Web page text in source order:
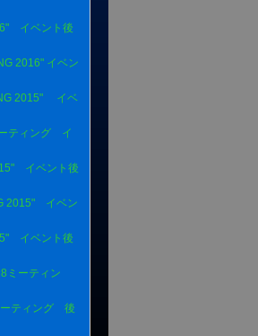
イベント後
2016" イベン
2015" イベ
ティング イ
イベント後
2015" イベン
イベント後
ミーティン
ーティング 後